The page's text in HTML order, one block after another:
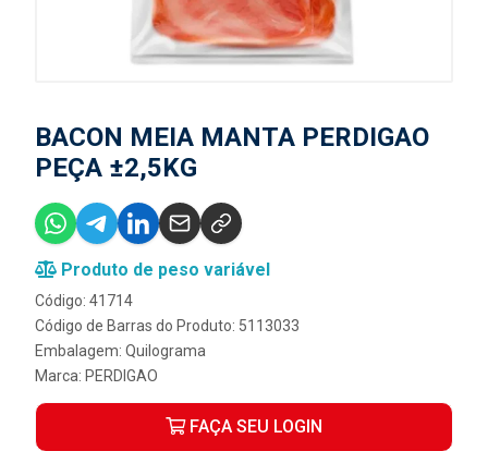
BACON MEIA MANTA PERDIGAO
PEÇA ±2,5KG
Produto de peso variável
Código: 41714
Código de Barras do Produto: 5113033
Embalagem: Quilograma
Marca: PERDIGAO
FAÇA SEU LOGIN